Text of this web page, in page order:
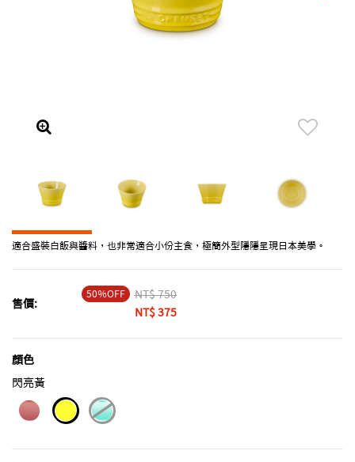
適合盛裝白飯與醬料，也非常適合小份主食，極簡外型隱隱呈現日本美學。
售價:
50％OFF Price reduced from
NT$ 750to
NT$ 375
顏色
閃亮黃